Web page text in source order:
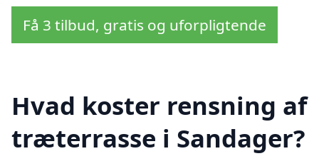
Få 3 tilbud, gratis og uforpligtende
Hvad koster rensning af
træterrasse i Sandager?